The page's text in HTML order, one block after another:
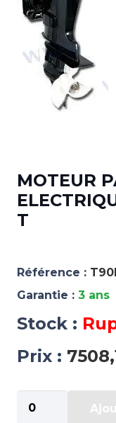
MOTEUR
T
Référence :
Garantie : 3 ans
Stock :
Prix :
de